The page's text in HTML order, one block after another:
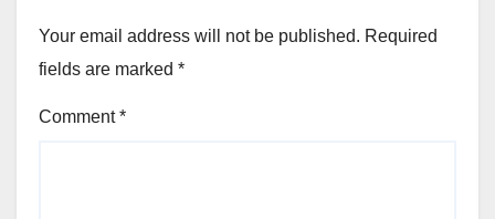
Your email address will not be published. Required
fields are marked *
Comment*